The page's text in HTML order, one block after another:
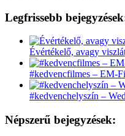
Legfrissebb
Évértékelő, avagy
#kedvencfilmes – EM-
#kedvenchelyszín –
Népszerű bejegyzések: